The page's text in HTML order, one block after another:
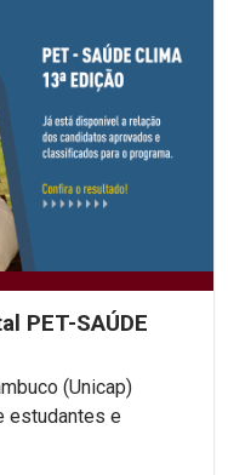
PET-SAÚDE
(Unicap)
estudantes e